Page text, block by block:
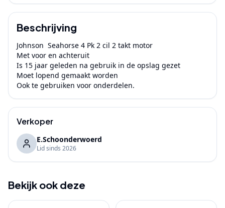
Beschrijving
Johnson  Seahorse 4 Pk 2 cil 2 takt motor
Met voor en achteruit
Is 15 jaar geleden na gebruik in de opslag gezet
Moet lopend gemaakt worden
Ook te gebruiken voor onderdelen.
Verkoper
E.Schoonderwoerd
Lid sinds 2026
Bekijk ook deze